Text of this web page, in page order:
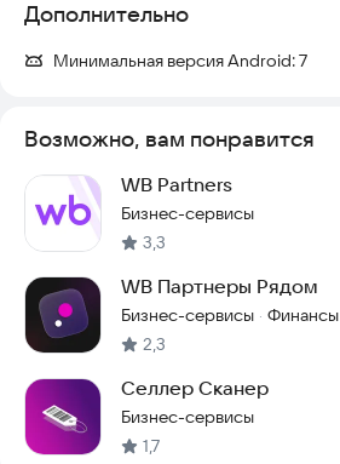
Дополнительно
Минимальная версия Android:7
Возможно, вам понравится
WB Partners
Бизнес-сервисы
3,3
WB Партнеры Рядом
Бизнес-сервисы · Финансы
2,3
Селлер Сканер
Бизнес-сервисы
1,7